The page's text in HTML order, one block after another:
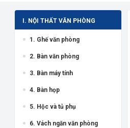
I. NỘI THẤT VĂN PHÒNG
1. Ghế văn phòng
2. Bàn văn phòng
3. Bàn máy tính
4. Bàn họp
5. Hộc và tủ phụ
6. Vách ngăn văn phòng